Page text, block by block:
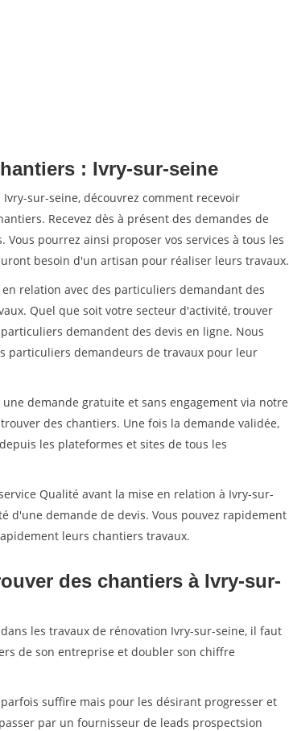
: Ivry-sur-seine
sur-seine, découvrez comment recevoir
Recevez dès à présent des demandes de
pourrez ainsi proposer vos services à tous les
besoin d'un artisan pour réaliser leurs travaux.
relation avec des particuliers demandant des
Quel que soit votre secteur d'activité, trouver
demandent des devis en ligne. Nous
particuliers demandeurs de travaux pour leur
une demande gratuite et sans engagement via notre
des chantiers. Une fois la demande validée,
les plateformes et sites de tous les
Qualité avant la mise en relation à Ivry-sur-
d'une demande de devis. Vous pouvez rapidement
leurs chantiers travaux.
des chantiers à Ivry-sur-
les travaux de rénovation Ivry-sur-seine, il faut
de son entreprise et doubler son chiffre
suffire mais pour les désirant progresser et
par un fournisseur de leads prospectsion